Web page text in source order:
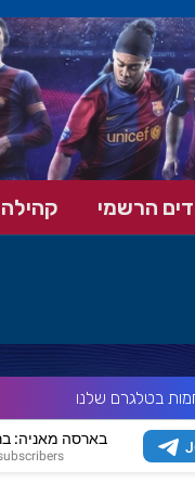
הרשמי קהילה
בטלגרם שלנו